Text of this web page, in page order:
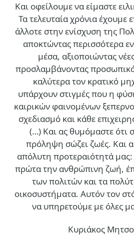
Και οφείλουμε να είμαστε
Τα τελευταία χρόνια έχουμε
άλλοτε στην ενίσχυση της
αποκτώντας περισσότερα
μέσα, αξιοποιώντας
προσλαμβάνοντας
καλύτερα τον κρατικό
υπάρχουν στιγμές που η
καιρικών φαινομένων
σχεδιασμό και κάθε
(…) Και ας θυμόμαστε ότι
πρόληψη σώζει ζωές. Και
απόλυτη προτεραιότητά
πρώτα την ανθρώπινη ζωή,
των πολιτών και τα
οικοσυστήματα. Αυτόν τον
να υπηρετούμε με όλες
Κυριάκος